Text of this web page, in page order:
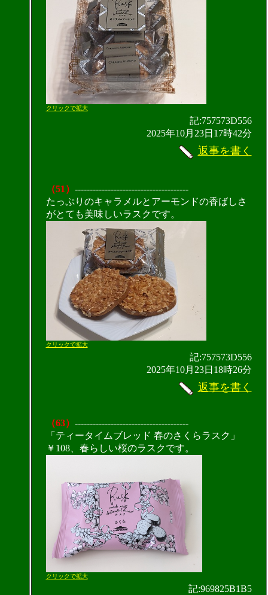
クリックで拡大
記:757573D556
2025年10月23日17時42分
返事を書く
（51） --------------------------------------
たっぷりのキャラメルとアーモンドの香ばしさ
がとても美味しいラスクです。
クリックで拡大
記:757573D556
2025年10月23日18時26分
返事を書く
（63） --------------------------------------
「ティータイムブレッド 春のさくらラスク」
￥108、春らしい桜のラスクです。
クリックで拡大
記:969825B1B5